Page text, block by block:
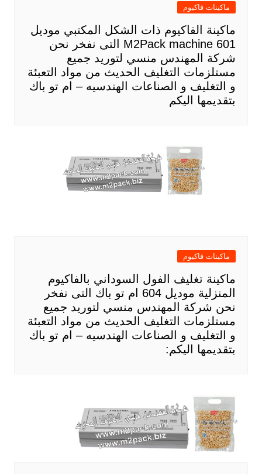
ماكينات فاكيوم
ماكينة الفاكيوم ذات الشكل المكتبي موديل
601 M2Pack machine التى نفخر نحن
شركة المهندس منسي لتوريد جميع
مستلزمات التغليف الحديث من مواد التعبئة
و التغليف و الصناعات الهندسيه – ام تو باك
بتقديمها اليكم
ماكينات فاكيوم
ماكينة تغليف الفول السوداني بالفاكيوم
المنزلية موديل 604 ام تو باك التى نفخر
نحن شركة المهندس منسي لتوريد جميع
مستلزمات التغليف الحديث من مواد التعبئة
و التغليف و الصناعات الهندسيه – ام تو باك
بتقديمها اليكم: